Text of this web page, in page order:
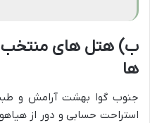
ب) هتل های منتخب
ها
جنوب گوا بهشت آرامش و
استراحت حسابی و دور از